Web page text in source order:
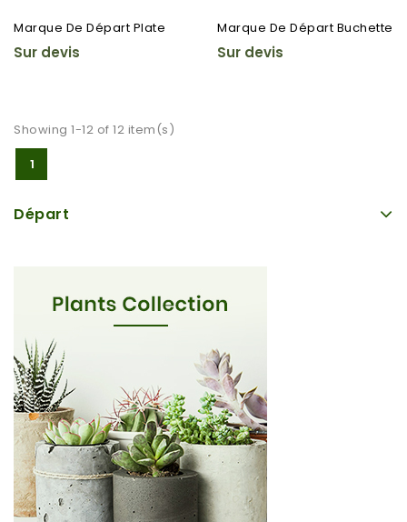
Marque De Départ Plate
Sur devis
Marque De Départ Buchette
Sur devis
Showing 1-12 of 12 item(s)
1
Départ